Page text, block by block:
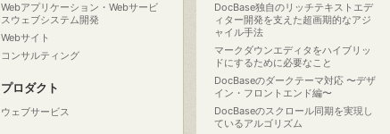
Webアプリケーション・Webサービ
スウェブシステム開発
Webサイト
コンサルティング
プロダクト
ウェブサービス
DocBase独自のリッチテキストエデ
ィター開発を支えた超画期的なアジ
ャイル手法
マークダウンエディタをハイブリッ
ドにするために必要なこと
DocBaseのダークテーマ対応 〜デザ
イン・フロントエンド編〜
DocBaseのスクロール同期を実現し
ているアルゴリズム